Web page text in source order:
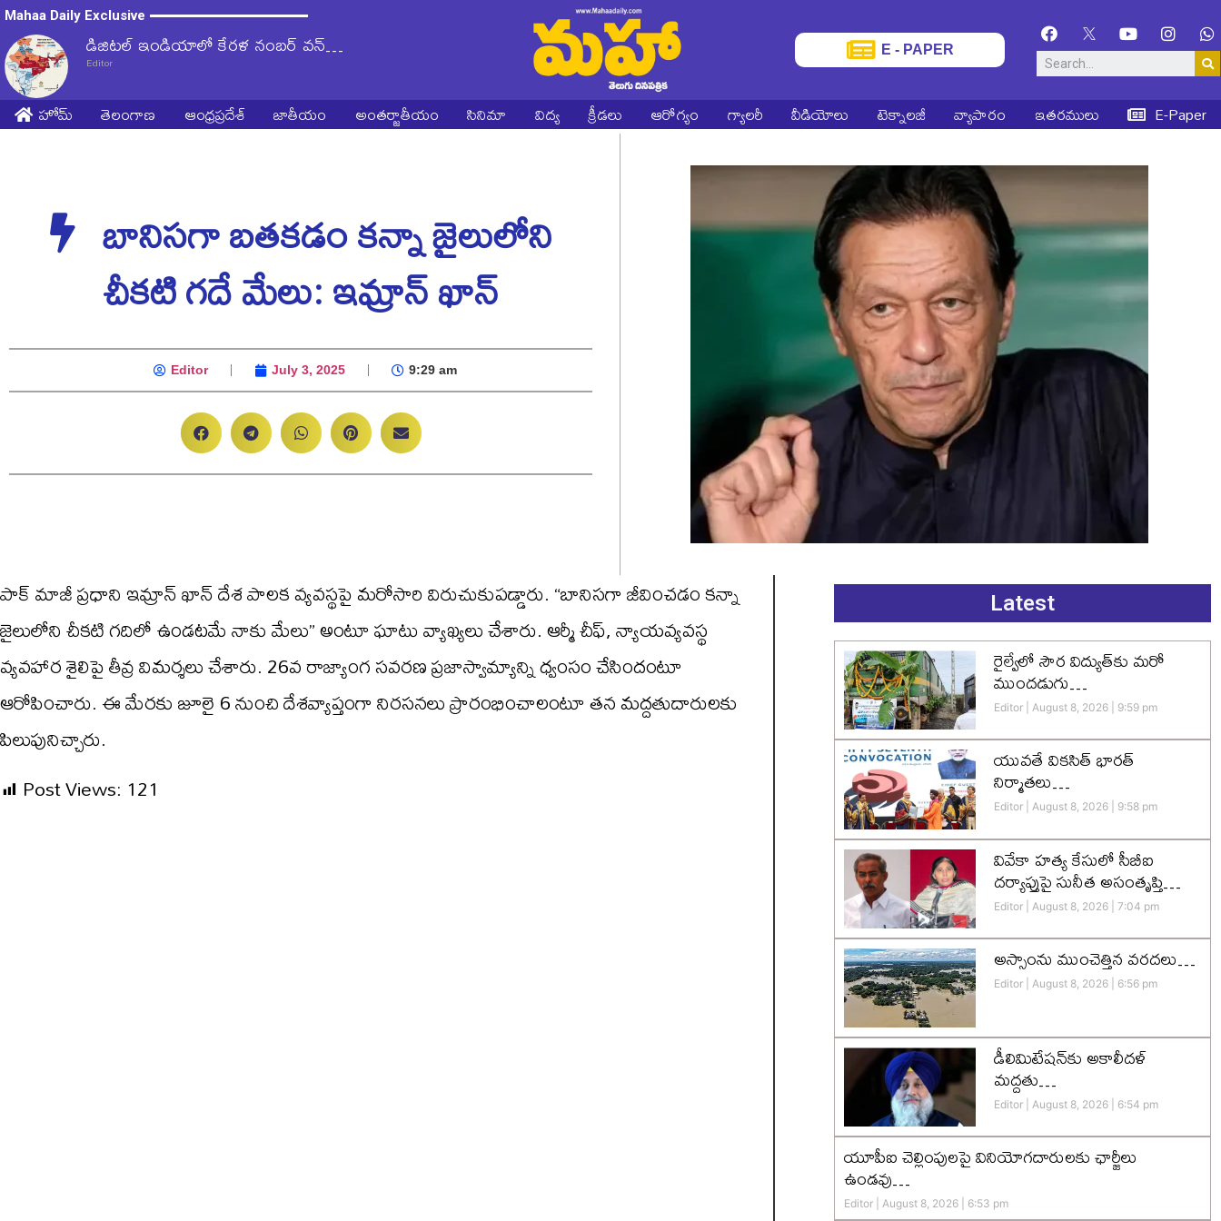
Mahaa Daily Exclusive
డిజిటల్‌ ఇండియాలో కేరళ నంబర్‌ వన్‌…
Editor
E - PAPER
హోమ్ తెలంగాణ ఆంధ్రప్రదేశ్ జాతీయం అంతర్జాతీయం సినిమా విద్య క్రీడలు ఆరోగ్యం గ్యాలరీ వీడియోలు టెక్నాలజీ వ్యాపారం ఇతరములు E-Paper
బానిసగా బతకడం కన్నా జైలులోని
చీకటి గదే మేలు: ఇమ్రాన్ ఖాన్
Editor July 3, 2025 9:29 am
పాక్ మాజీ ప్రధాని ఇమ్రాన్ ఖాన్ దేశ పాలక వ్యవస్థపై మరోసారి విరుచుకుపడ్డారు. “బానిసగా జీవించడం కన్నా
జైలులోని చీకటి గదిలో ఉండటమే నాకు మేలు” అంటూ ఘాటు వ్యాఖ్యలు చేశారు. ఆర్మీ చీఫ్‌, న్యాయవ్యవస్థ
వ్యవహార శైలిపై తీవ్ర విమర్శలు చేశారు. 26వ రాజ్యాంగ సవరణ ప్రజాస్వామ్యాన్ని ధ్వంసం చేసిందంటూ
ఆరోపించారు. ఈ మేరకు జూలై 6 నుంచి దేశవ్యాప్తంగా నిరసనలు ప్రారంభించాలంటూ తన మద్దతుదారులకు
పిలుపునిచ్చారు.
Post Views: 121
Latest
రైల్వేలో సౌర విద్యుత్‌కు మరో
ముందడుగు…
Editor August 8, 2026 9:59 pm
యువతే వికసిత్‌ భారత్‌
నిర్మాతలు…
Editor August 8, 2026 9:58 pm
వివేకా హత్య కేసులో సీబీఐ
దర్యాప్తుపై సునీత అసంతృప్తి…
Editor August 8, 2026 7:04 pm
అస్సాంను ముంచెత్తిన వరదలు…
Editor August 8, 2026 6:56 pm
డీలిమిటేషన్‌కు అకాలీదళ్‌
మద్దతు…
Editor August 8, 2026 6:54 pm
యూపీఐ చెల్లింపులపై వినియోగదారులకు ఛార్జీలు
ఉండవు…
Editor August 8, 2026 6:53 pm